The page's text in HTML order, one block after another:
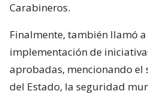
Carabineros.
Finalmente, también llamó
implementación de
aprobadas, mencionando el
del Estado, la seguridad